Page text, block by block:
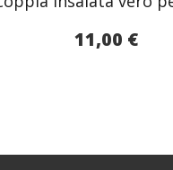
11,00 €